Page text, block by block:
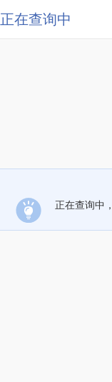
正在查询中
正在查询中